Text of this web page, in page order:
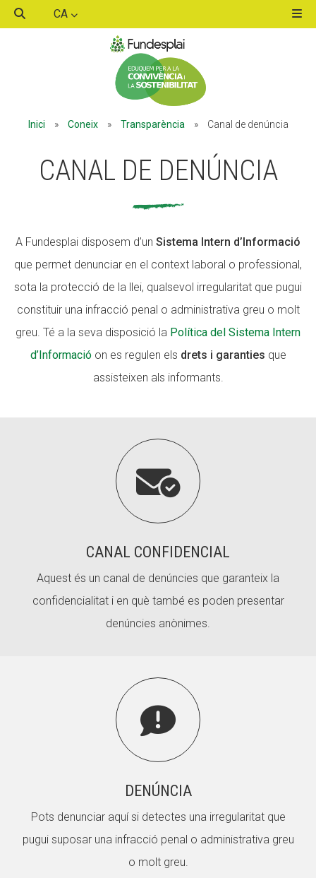
CA
Inici » Coneix » Transparència » Canal de denúncia
CANAL DE DENÚNCIA
A Fundesplai disposem d’un Sistema Intern d’Informació
que permet denunciar en el context laboral o professional,
sota la protecció de la llei, qualsevol irregularitat que pugui
constituir una infracció penal o administrativa greu o molt
greu. Té a la seva disposició la Política del Sistema Intern
d’Informacióon es regulen els drets i garanties que
assisteixen als informants.

CANAL CONFIDENCIAL
Aquest és un canal de denúncies que garanteix la
confidencialitat i en què també es poden presentar
denúncies anònimes.

DENÚNCIA
Pots denunciar aquí si detectes una irregularitat que
pugui suposar una infracció penal o administrativa greu
o molt greu.
ACTIVITATS D'ESTIU
ALBERG CENTRE ESPLAI
FORMACIÓ
CASES DE COLÒNIES
ACCIÓ SOCIAL I JOVES
SUPORT TERCER SECTOR
Proposta educativa